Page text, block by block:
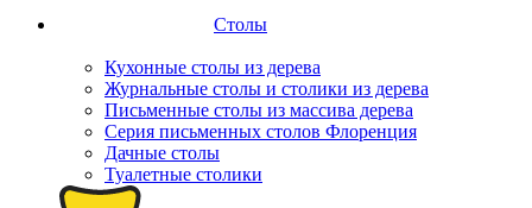
Столы
Кухонные столы из дерева
Журнальные столы и столики из дерева
Письменные столы из массива дерева
Серия письменных столов Флоренция
Дачные столы
Туалетные столики